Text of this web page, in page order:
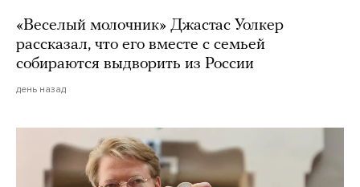
«Веселый молочник» Джастас Уолкер
рассказал, что его вместе с семьей
собираются выдворить из России
день назад